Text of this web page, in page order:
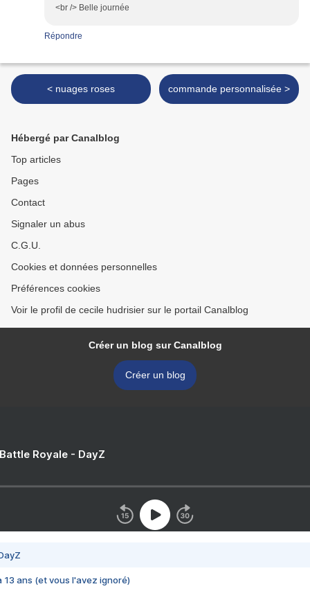
<br /> Belle journée
Répondre
< nuages roses commande personnalisée >
Hébergé par Canalblog
Top articles
Pages
Contact
Signaler un abus
C.G.U.
Cookies et données personnelles
Préférences cookies
Voir le profil de cecile hudrisier sur le portail Canalblog
Créer un blog sur Canalblog
Créer un blog
Royale - DayZ
13 ans (et vous l'avez ignoré)